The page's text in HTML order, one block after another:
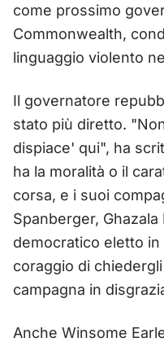
come prossimo
Commonwealth,
linguaggio violento
Il governatore
stato più diretto.
dispiace' qui", ha
ha la moralità o il
corsa, e i suoi
Spanberger,
democratico eletto
coraggio di
campagna in
Anche Winsome